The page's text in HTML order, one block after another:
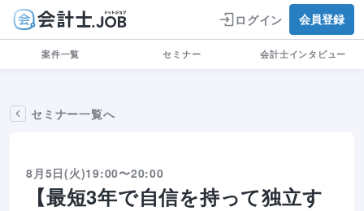
ログイン 会員登録
案件一覧 セミナー 会計士インタビュー
セミナー一覧へ
8月5日(火)19:00〜20:00
【最短3年で自信を持って独立す